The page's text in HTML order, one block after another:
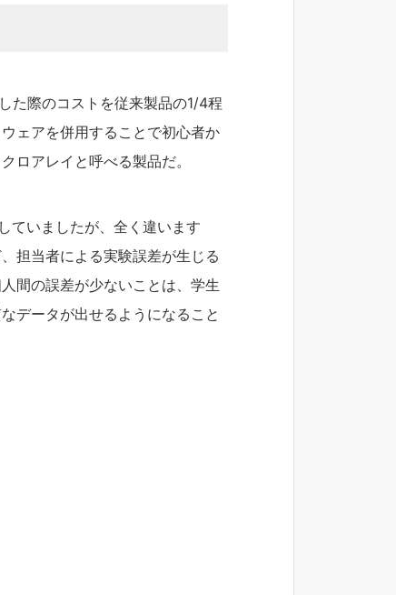
た際のコストを従来製品の1/4程
ェアを併用することで初心者か
ロアレイと呼べる製品だ。
ていましたが、全く違います
担当者による実験誤差が生じる
間の誤差が少ないことは、学生
データが出せるようになること